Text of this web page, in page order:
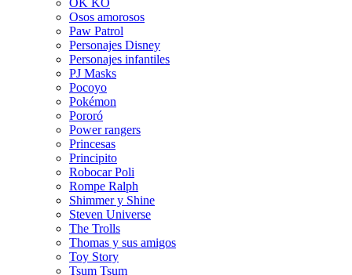
OK KO
Osos amorosos
Paw Patrol
Personajes Disney
Personajes infantiles
PJ Masks
Pocoyo
Pokémon
Pororó
Power rangers
Princesas
Principito
Robocar Poli
Rompe Ralph
Shimmer y Shine
Steven Universe
The Trolls
Thomas y sus amigos
Toy Story
Tsum Tsum